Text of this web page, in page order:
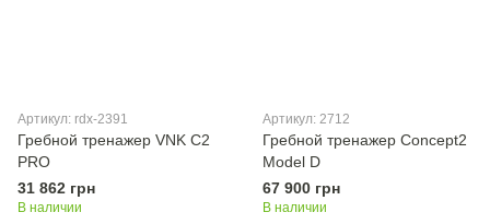
Артикул: rdx-2391
Гребной тренажер VNK C2
PRO
31 862 грн
В наличии
Артикул: 2712
Гребной тренажер Concept2
Model D
67 900 грн
В наличии